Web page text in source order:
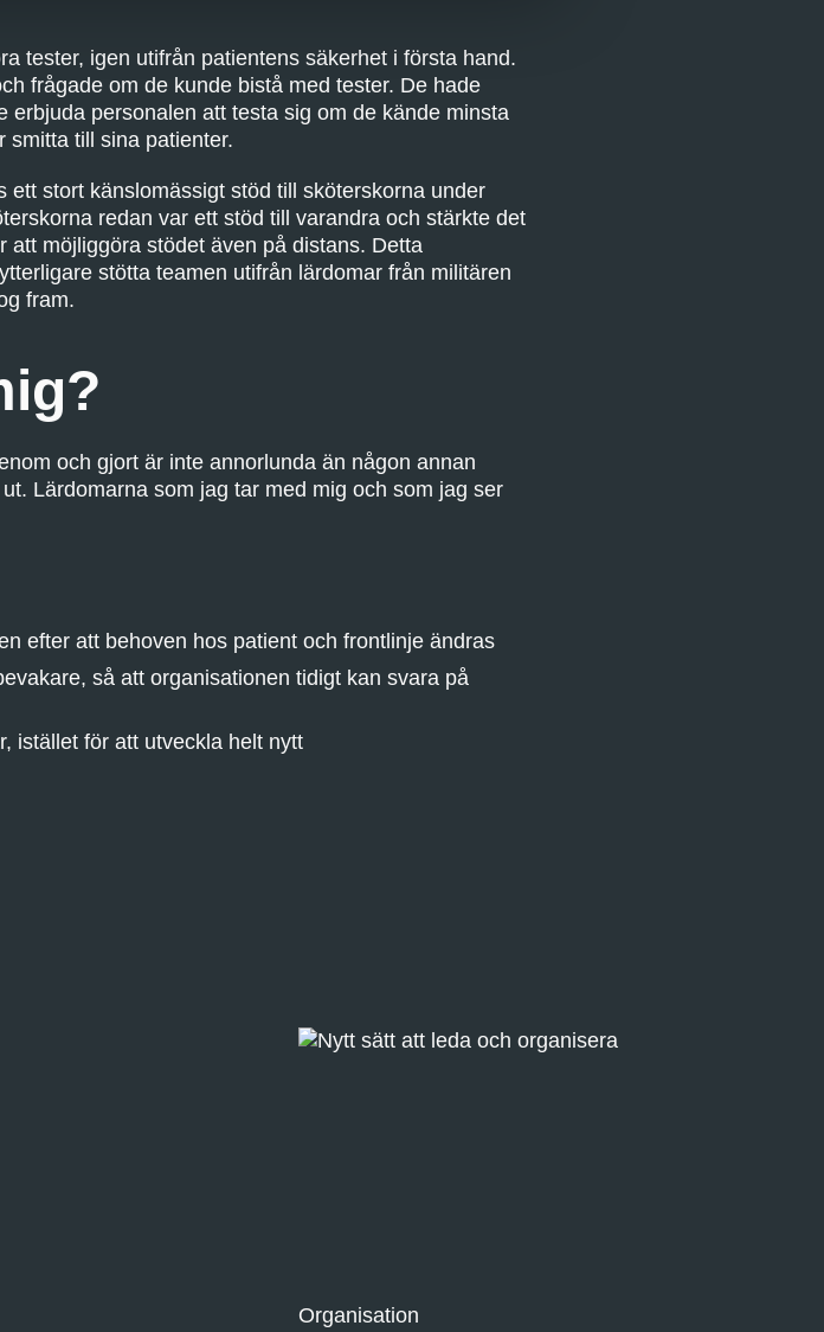
tester, igen utifrån patientens säkerhet i första hand.
frågade om de kunde bistå med tester. De hade
personalen att testa sig om de kände minsta
smitta till sina patienter.
stort känslomässigt stöd till sköterskorna under
redan var ett stöd till varandra och stärkte det
att möjliggöra stödet även på distans. Detta
stötta teamen utifrån lärdomar från militären
fram.
och gjort är inte annorlunda än någon annan
Lärdomarna som jag tar med mig och som jag ser
efter att behoven hos patient och frontlinje ändras
så att organisationen tidigt kan svara på
istället för att utveckla helt nytt
Organisation